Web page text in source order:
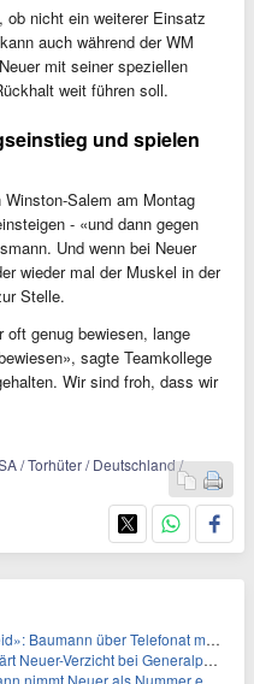
ob nicht ein weiterer Einsatz
auch während der WM
mit seiner speziellen
weit führen soll.
und spielen
Salem am Montag
- «und dann gegen
Und wenn bei Neuer
wieder mal der Muskel in der
Stelle.
oft genug bewiesen, lange
sagte Teamkollege
Wir sind froh, dass wir
/ Torhüter / Deutschland /
über Telefonat mit Nagelsmann
Neuer-Verzicht bei Generalprobe